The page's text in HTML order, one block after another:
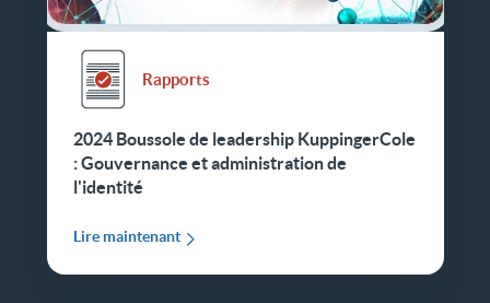
Rapports
2024 Boussole de leadership KuppingerCole
: Gouvernance et administration de
l'identité
Lire maintenant